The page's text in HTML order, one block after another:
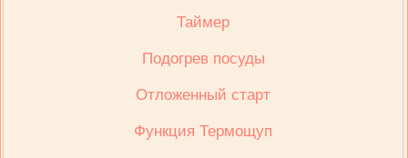
Таймер
Подогрев посуды
Отложенный старт
Функция Термощуп